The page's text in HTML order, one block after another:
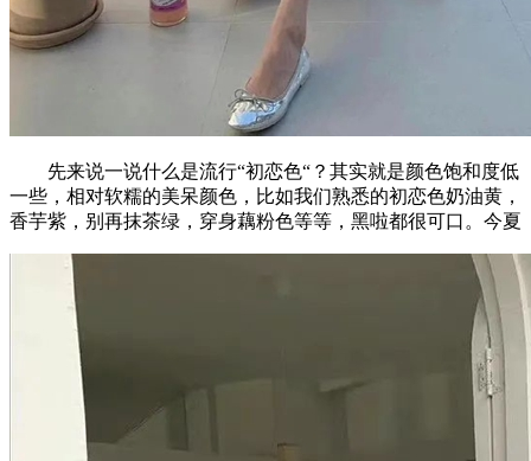
先来说一说什么是流行“初恋色“？其实就是颜色饱和度低
一些，相对软糯的美呆颜色，比如我们熟悉的初恋色奶油黄，
香芋紫，别再抹茶绿，穿身藕粉色等等，黑啦都很可口。今夏